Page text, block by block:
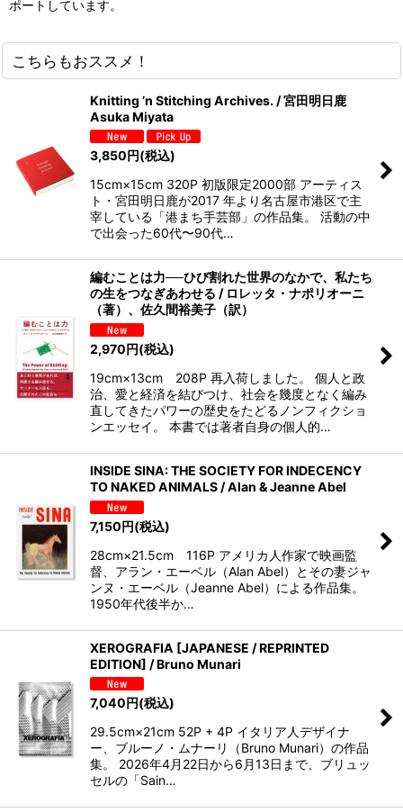
ポートしています。
こちらもおススメ！
Knitting ’n Stitching Archives. / 宮田明日鹿
Asuka Miyata
3,850円(税込)
15cm×15cm 320P 初版限定2000部 アーティス
ト・宮田明日鹿が2017 年より名古屋市港区で主
宰している「港まち手芸部」の作品集。 活動の中
で出会った60代〜90代…
編むことは力──ひび割れた世界のなかで、私たち
の生をつなぎあわせる / ロレッタ・ナポリオーニ
（著）、佐久間裕美子（訳）
2,970円(税込)
19cm×13cm 208P 再入荷しました。 個人と政
治、愛と経済を結びつけ、社会を幾度となく編み
直してきたパワーの歴史をたどるノンフィクショ
ンエッセイ。 本書では著者自身の個人的…
INSIDE SINA: THE SOCIETY FOR INDECENCY
TO NAKED ANIMALS / Alan & Jeanne Abel
7,150円(税込)
28cm×21.5cm 116P アメリカ人作家で映画監
督、アラン・エーベル（Alan Abel）とその妻ジャ
ンヌ・エーベル（Jeanne Abel）による作品集。
1950年代後半か…
XEROGRAFIA [JAPANESE / REPRINTED
EDITION] / Bruno Munari
7,040円(税込)
29.5cm×21cm 52P + 4P イタリア人デザイナ
ー、ブルーノ・ムナーリ（Bruno Munari）の作品
集。 2026年4月22日から6月13日まで、ブリュッ
セルの「Sain…